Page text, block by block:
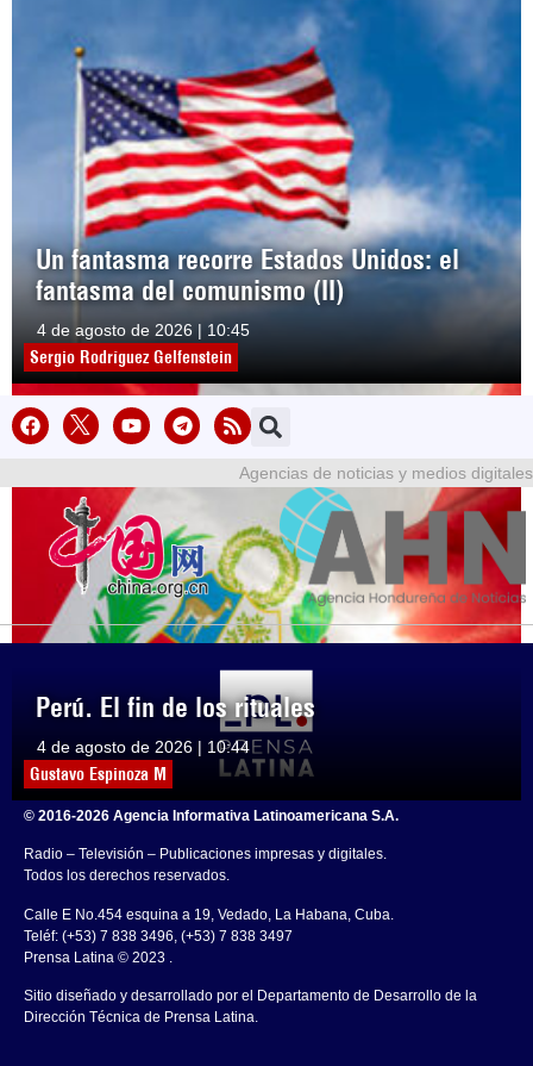
Un fantasma recorre Estados Unidos: el
fantasma del comunismo (II)
4 de agosto de 2026 | 10:45
Sergio Rodríguez Gelfenstein
Perú. El fin de los rituales
4 de agosto de 2026 | 10:44
Gustavo Espinoza M
Agencias de noticias y medios digitales
© 2016-2026 Agencia Informativa Latinoamericana S.A.
Radio – Televisión – Publicaciones impresas y digitales.
Todos los derechos reservados.
Calle E No.454 esquina a 19, Vedado, La Habana, Cuba.
Teléf: (+53) 7 838 3496, (+53) 7 838 3497
Prensa Latina © 2023 .
Sitio diseñado y desarrollado por el Departamento de Desarrollo de la
Dirección Técnica de Prensa Latina.